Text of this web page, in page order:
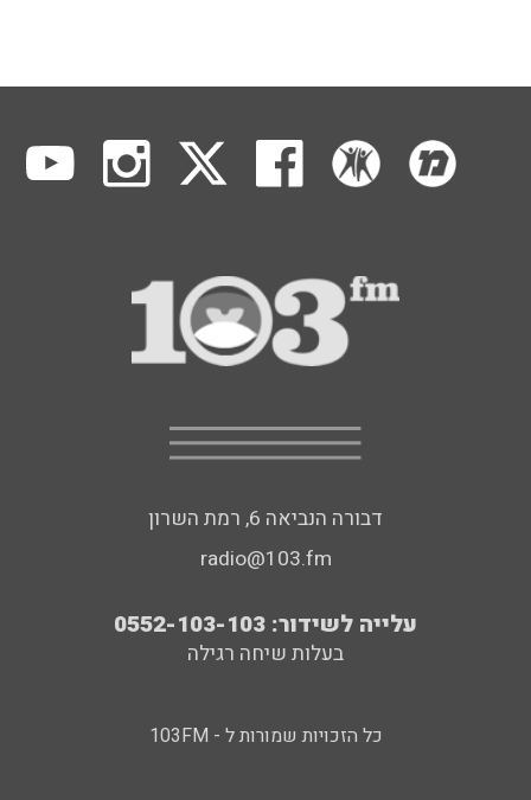
דבורה הנביאה 6, רמת השרון
radio@103.fm
עלייה לשידור: 0552-103-103
בעלות שיחה רגילה
כל הזכויות שמורות ל - 103FM